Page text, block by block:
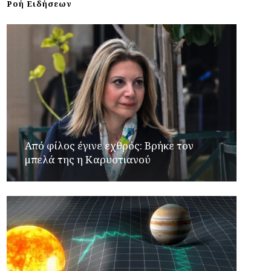
Ροή Ειδήσεων
Από φίλος έγινε εχθρός: Βρήκε τον
μπελά της η Καρυστιανού